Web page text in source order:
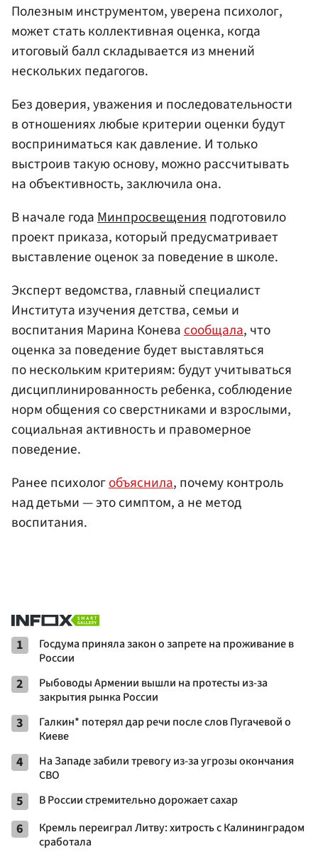
Полезным инструментом, уверена психолог,
может стать коллективная оценка, когда
итоговый балл складывается из мнений
нескольких педагогов.
Без доверия, уважения и последовательности
в отношениях любые критерии оценки будут
восприниматься как давление. И только
выстроив такую основу, можно рассчитывать
на объективность, заключила она.
В начале годаМинпросвещенияподготовило
проект приказа, который предусматривает
выставление оценок за поведение в школе.
Эксперт ведомства, главный специалист
Института изучения детства, семьи и
воспитания Марина Коневасообщала, что
оценка за поведение будет выставляться
по нескольким критериям: будут учитываться
дисциплинированность ребенка, соблюдение
норм общения со сверстниками и взрослыми,
социальная активность и правомерное
поведение.
Ранее психологобъяснила, почему контроль
над детьми — это симптом, а не метод
воспитания.
1
Госдума приняла закон о запрете на проживание в
России
2
Рыбоводы Армении вышли на протесты из-за
закрытия рынка России
3
Галкин* потерял дар речи после слов Пугачевой о
Киеве
4
На Западе забили тревогу из-за угрозы окончания
СВО
5 В России стремительно дорожает сахар
6
Кремль переиграл Литву: хитрость с Калининградом
сработала